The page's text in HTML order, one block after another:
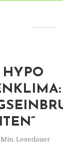
HYPO
Lesedauer